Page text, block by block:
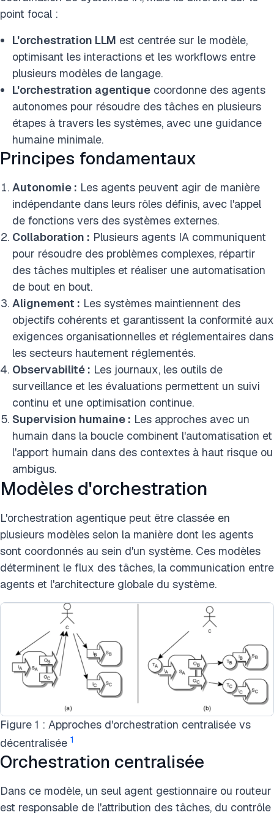
point focal :
L'orchestration LLM est centrée sur le modèle,
optimisant les interactions et les workflows entre
plusieurs modèles de langage.
L'orchestration agentique coordonne des agents
autonomes pour résoudre des tâches en plusieurs
étapes à travers les systèmes, avec une guidance
humaine minimale.
Principes fondamentaux
Autonomie : Les agents peuvent agir de manière
indépendante dans leurs rôles définis, avec l'appel
de fonctions vers des systèmes externes.
Collaboration : Plusieurs agents IA communiquent
pour résoudre des problèmes complexes, répartir
des tâches multiples et réaliser une automatisation
de bout en bout.
Alignement : Les systèmes maintiennent des
objectifs cohérents et garantissent la conformité aux
exigences organisationnelles et réglementaires dans
les secteurs hautement réglementés.
Observabilité : Les journaux, les outils de
surveillance et les évaluations permettent un suivi
continu et une optimisation continue.
Supervision humaine : Les approches avec un
humain dans la boucle combinent l'automatisation et
l'apport humain dans des contextes à haut risque ou
ambigus.
Modèles d'orchestration
L'orchestration agentique peut être classée en
plusieurs modèles selon la manière dont les agents
sont coordonnés au sein d'un système. Ces modèles
déterminent le flux des tâches, la communication entre
agents et l'architecture globale du système.
Figure 1 : Approches d'orchestration centralisée vs
décentralisée 1
Orchestration centralisée
Dans ce modèle, un seul agent gestionnaire ou routeur
est responsable de l'attribution des tâches, du contrôle